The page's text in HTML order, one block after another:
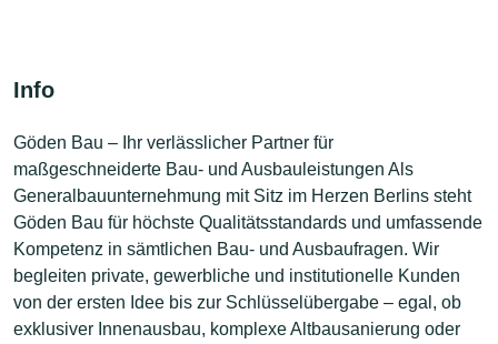
Info
Göden Bau – Ihr verlässlicher Partner für
maßgeschneiderte Bau- und Ausbauleistungen Als
Generalbauunternehmung mit Sitz im Herzen Berlins steht
Göden Bau für höchste Qualitätsstandards und umfassende
Kompetenz in sämtlichen Bau- und Ausbaufragen. Wir
begleiten private, gewerbliche und institutionelle Kunden
von der ersten Idee bis zur Schlüsselübergabe – egal, ob
exklusiver Innenausbau, komplexe Altbausanierung oder